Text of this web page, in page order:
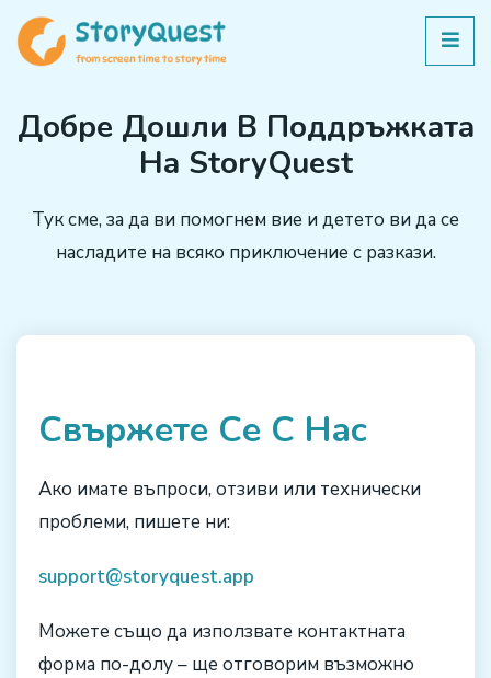
Добре Дошли В Поддръжката
На StoryQuest
Тук сме, за да ви помогнем вие и детето ви да се
насладите на всяко приключение с разкази.
Свържете Се С Нас
Ако имате въпроси, отзиви или технически
проблеми, пишете ни:
support@storyquest.app
Можете също да използвате контактната
форма по-долу – ще отговорим възможно